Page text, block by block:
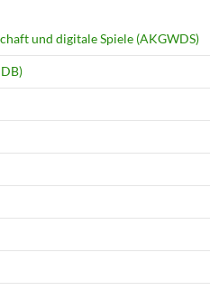
und digitale Spiele (AKGWDS)